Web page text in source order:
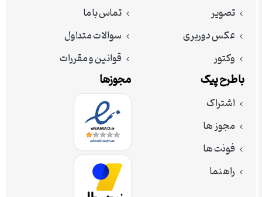
تصویر
عکس دوربری
وکتور
تماس با ما
سوالات متداول
قوانین و مقررات
با طرح پیک
اشتراک
مجوز ها
فونت ها
راهنما
مجوزها